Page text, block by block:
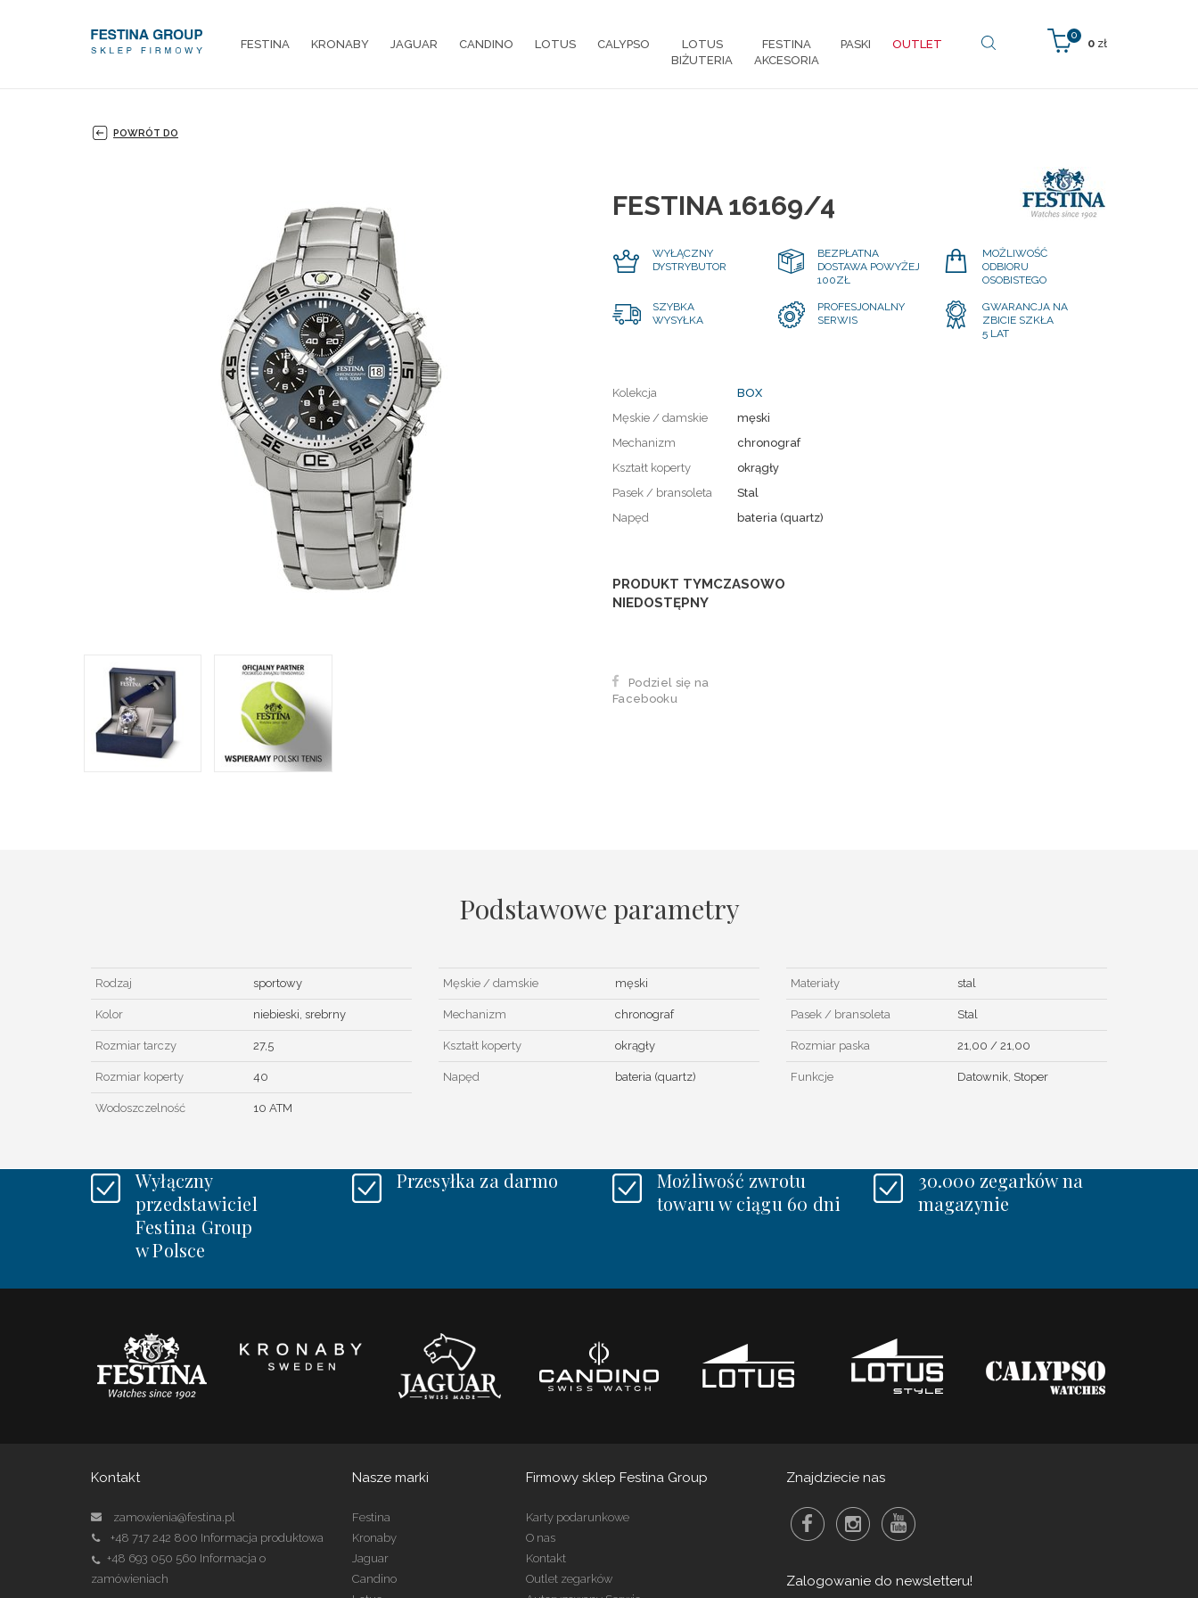
0
0 zł
FESTINA KRONABY JAGUAR CANDINO LOTUS CALYPSO
LOTUS
BIŻUTERIA
FESTINA
AKCESORIA
PASKI OUTLET
POWRÓT DO
FESTINA 16169/4
WYŁĄCZNY
DYSTRYBUTOR
BEZPŁATNA
DOSTAWA POWYŻEJ
100ZŁ
MOŻLIWOŚĆ
ODBIORU
OSOBISTEGO
SZYBKA
WYSYŁKA
PROFESJONALNY
SERWIS
GWARANCJA NA
ZBICIE SZKŁA
5 LAT
Kolekcja
BOX
Męskie / damskie
męski
Mechanizm
chronograf
Kształt koperty
okrągły
Pasek / bransoleta
Stal
Napęd
bateria (quartz)
PRODUKT TYMCZASOWO
NIEDOSTĘPNY
Podziel się na
Facebooku
Podstawowe parametry
Rodzaj sportowy
Kolor niebieski, srebrny
Rozmiar tarczy 27,5
Rozmiar koperty 40
Wodoszczelność 10 ATM
Męskie / damskie męski
Mechanizm chronograf
Kształt koperty okrągły
Napęd bateria (quartz)
Materiały stal
Pasek / bransoleta Stal
Rozmiar paska 21,00 / 21,00
Funkcje Datownik, Stoper
Wyłączny
przedstawiciel
Festina Group
w Polsce
Przesyłka za darmo
Możliwość zwrotu
towaru w ciągu 60 dni
30.000 zegarków na
magazynie
Kontakt
zamowienia@festina.pl
+48 717 242 800 Informacja produktowa
+48 693 050 560 Informacja o
zamówieniach
Nasze marki
Festina
Kronaby
Jaguar
Candino
Firmowy sklep Festina Group
Karty podarunkowe
O nas
Kontakt
Outlet zegarków
Znajdziecie nas
Zalogowanie do newsletteru!